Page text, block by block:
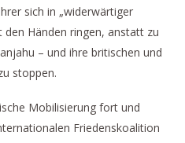
sich in „widerwärtiger
den Händen ringen, anstatt zu
– und ihre britischen und
stoppen.
Mobilisierung fort und
Friedenskoalition